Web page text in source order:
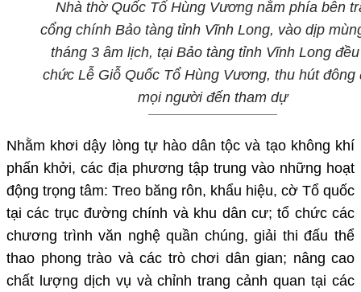
Nhà thờ Quốc Tổ Hùng Vương nằm phía bên
cổng chính Bảo tàng tỉnh Vĩnh Long, vào dịp
tháng 3 âm lịch, tại Bảo tàng tỉnh Vĩnh Long
chức Lễ Giỗ Quốc Tổ Hùng Vương, thu hút đông
mọi người đến tham dự
Nhằm khơi dậy lòng tự hào dân tộc và tạo không khí
phấn khởi, các địa phương tập trung vào những hoạt
động trọng tâm: Treo băng rôn, khẩu hiệu, cờ Tổ quốc
tại các trục đường chính và khu dân cư; tổ chức các
chương trình văn nghệ quần chúng, giải thi đấu thể
thao phong trào và các trò chơi dân gian; nâng cao
chất lượng dịch vụ và chỉnh trang cảnh quan tại các